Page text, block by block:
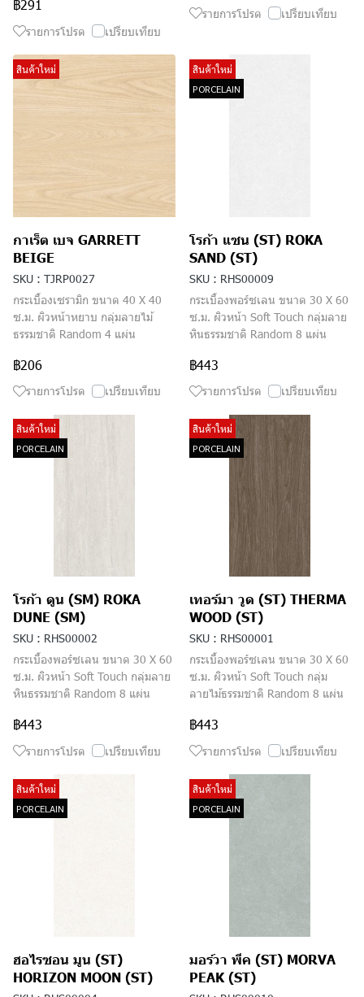
฿291
รายการโปรด เปรียบเทียบ
รายการโปรด เปรียบเทียบ
สินค้าใหม่
กาเร็ต เบจ GARRETT
BEIGE
SKU : TJRP0027
กระเบื้องเซรามิก ขนาด 40 X 40
ซ.ม. ผิวหน้าหยาบ กลุ่มลายไม้
ธรรมชาติ Random 4 แผ่น
฿206
รายการโปรด เปรียบเทียบ
สินค้าใหม่
PORCELAIN
โรก้า แซน (ST) ROKA
SAND (ST)
SKU : RHS00009
กระเบื้องพอร์ซเลน ขนาด 30 X 60
ซ.ม. ผิวหน้า Soft Touch กลุ่มลาย
หินธรรมชาติ Random 8 แผ่น
฿443
รายการโปรด เปรียบเทียบ
สินค้าใหม่
PORCELAIN
โรก้า ดูน (SM) ROKA
DUNE (SM)
SKU : RHS00002
กระเบื้องพอร์ซเลน ขนาด 30 X 60
ซ.ม. ผิวหน้า Soft Touch กลุ่มลาย
หินธรรมชาติ Random 8 แผ่น
฿443
รายการโปรด เปรียบเทียบ
สินค้าใหม่
PORCELAIN
เทอร์มา วูด (ST) THERMA
WOOD (ST)
SKU : RHS00001
กระเบื้องพอร์ซเลน ขนาด 30 X 60
ซ.ม. ผิวหน้า Soft Touch กลุ่ม
ลายไม้ธรรมชาติ Random 8 แผ่น
฿443
รายการโปรด เปรียบเทียบ
สินค้าใหม่
PORCELAIN
ฮอไรซอน มูน (ST)
HORIZON MOON (ST)
สินค้าใหม่
PORCELAIN
มอร์วา พีค (ST) MORVA
PEAK (ST)